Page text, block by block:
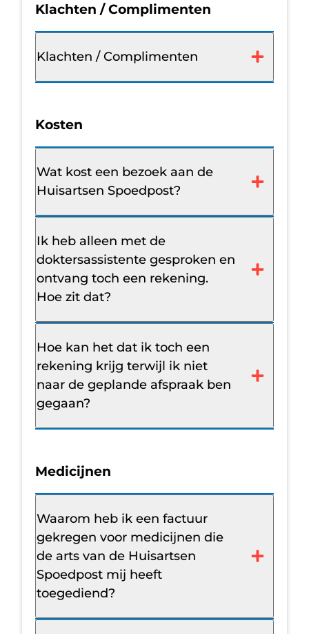
Klachten / Complimenten
Klachten / Complimenten
Kosten
Wat kost een bezoek aan de
Huisartsen Spoedpost?
Ik heb alleen met de
doktersassistente gesproken en
ontvang toch een rekening.
Hoe zit dat?
Hoe kan het dat ik toch een
rekening krijg terwijl ik niet
naar de geplande afspraak ben
gegaan?
Medicijnen
Waarom heb ik een factuur
gekregen voor medicijnen die
de arts van de Huisartsen
Spoedpost mij heeft
toegediend?